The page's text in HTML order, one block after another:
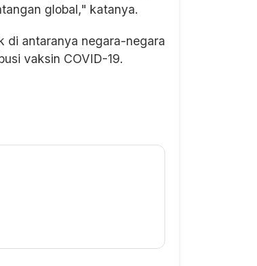
global," katanya.
di antaranya negara-negara
vaksin COVID-19.